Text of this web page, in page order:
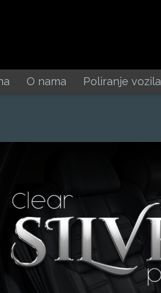
O nama Poliranje vozila